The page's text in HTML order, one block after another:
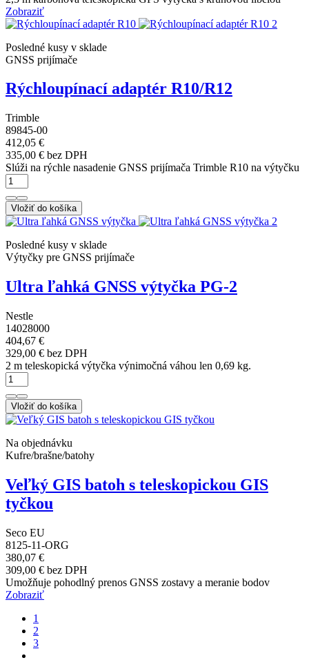
Zobraziť
Posledné kusy v sklade
GNSS prijímače
Rýchloupínací adaptér R10/R12
Trimble
89845-00
412,05 €
335,00 € bez DPH
Slúži na rýchle nasadenie GNSS prijímača Trimble R10 na výtyčku
Vložiť do košíka
Posledné kusy v sklade
Výtyčky pre GNSS prijímače
Ultra ľahká GNSS výtyčka PG-2
Nestle
14028000
404,67 €
329,00 € bez DPH
2 m teleskopická výtyčka výnimočná váhou len 0,69 kg.
Vložiť do košíka
Na objednávku
Kufre/brašne/batohy
Veľký GIS batoh s teleskopickou GIS
tyčkou
Seco EU
8125-11-ORG
380,07 €
309,00 € bez DPH
Umožňuje pohodlný prenos GNSS zostavy a meranie bodov
Zobraziť
1
2
3